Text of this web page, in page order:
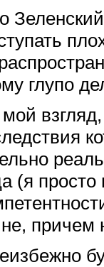
глупо
(я
причем